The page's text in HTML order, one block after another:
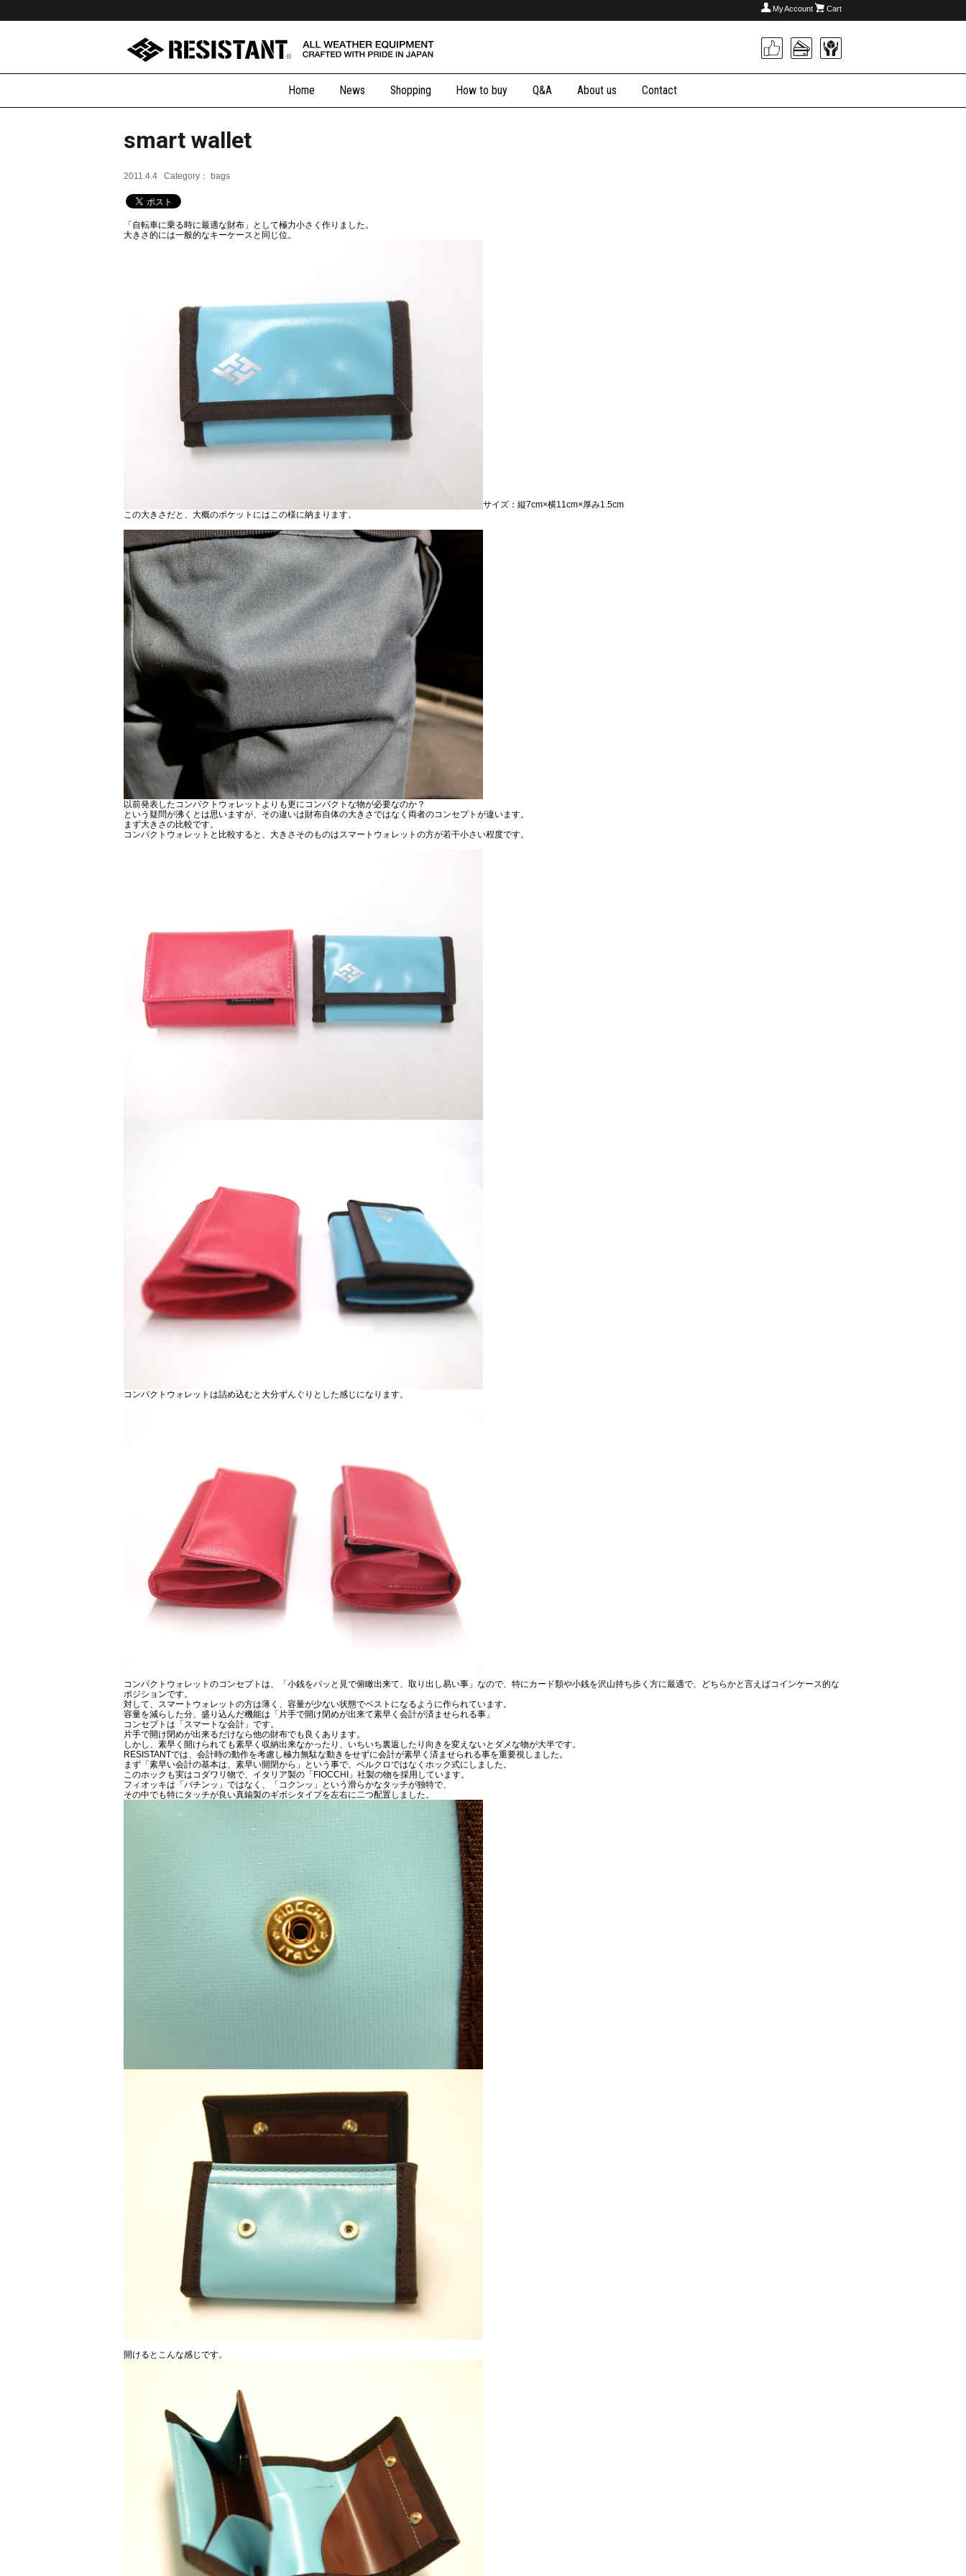
My Account Cart
Home News Shopping How to buy Q&A About us Contact
smart wallet
2011.4.4 Category： bags
「自転車に乗る時に最適な財布」として極力小さく作りました。
大きさ的には一般的なキーケースと同じ位。
サイズ：縦7cm×横11cm×厚み1.5cm
この大きさだと、大概のポケットにはこの様に納まります。
以前発表したコンパクトウォレットよりも更にコンパクトな物が必要なのか？
という疑問が沸くとは思いますが、その違いは財布自体の大きさではなく両者のコンセプトが違います。
まず大きさの比較です。
コンパクトウォレットと比較すると、大きさそのものはスマートウォレットの方が若干小さい程度です。
コンパクトウォレットは詰め込むと大分ずんぐりとした感じになります。
コンパクトウォレットのコンセプトは、「小銭をパッと見で俯瞰出来て、取り出し易い事」なので、特にカード類や小銭を沢山持ち歩く方に最適で、どちらかと言えばコインケース的な
ポジションです。
対して、スマートウォレットの方は薄く、容量が少ない状態でベストになるように作られています。
容量を減らした分、盛り込んだ機能は「片手で開け閉めが出来て素早く会計が済ませられる事」
コンセプトは「スマートな会計」です。
片手で開け閉めが出来るだけなら他の財布でも良くあります。
しかし、素早く開けられても素早く収納出来なかったり、いちいち裏返したり向きを変えないとダメな物が大半です。
RESISTANTでは、会計時の動作を考慮し極力無駄な動きをせずに会計が素早く済ませられる事を重要視しました。
まず「素早い会計の基本は、素早い開閉から」という事で、ベルクロではなくホック式にしました。
このホックも実はコダワリ物で、イタリア製の「FIOCCHI」社製の物を採用しています。
フィオッキは「バチンッ」ではなく、「コクンッ」という滑らかなタッチが独特で、
その中でも特にタッチが良い真鍮製のギボシタイプを左右に二つ配置しました。
開けるとこんな感じです。